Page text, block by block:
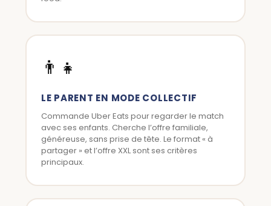
👨‍👧
LE PARENT EN MODE COLLECTIF
Commande Uber Eats pour regarder le match
avec ses enfants. Cherche l’offre familiale,
généreuse, sans prise de tête. Le format « à
partager » et l’offre XXL sont ses critères
principaux.